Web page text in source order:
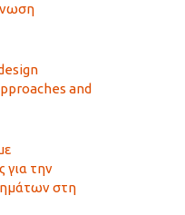
and
την
στη